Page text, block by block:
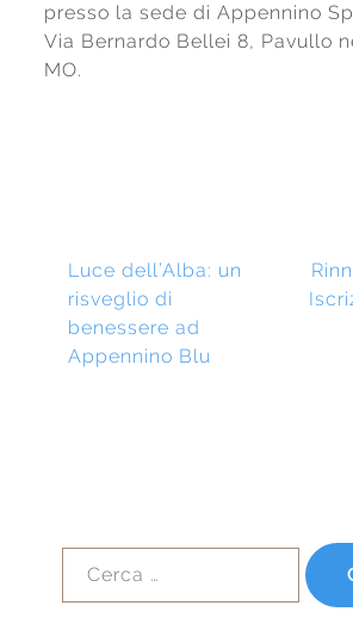
presso la sede di Appennino
Via Bernardo Bellei 8, Pavullo
MO.
Navigazione
Articoli
Previous
post:
Luce dell’Alba: un
risveglio di
benessere ad
Appennino Blu